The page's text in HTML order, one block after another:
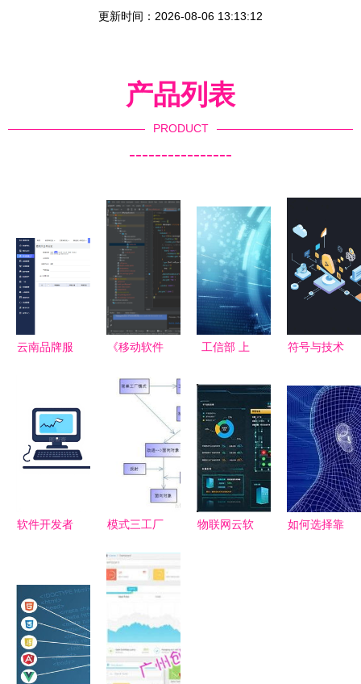
更新时间：2026-08-06 13:13:12
产品列表
PRODUCT
----------------
云南品牌服
赋能本土产
业数字化升
级
《移动软件
5 网络技术
服务实践报
工信部 上
5G基站
25.7万个，
软件行业营
收同比增长
显著
符号与技术
的固定与支
持体系
软件开发者
值与品牌基
因的图标
模式三工厂
创新引擎与
成果丰收
物联网云软
如何选择靠